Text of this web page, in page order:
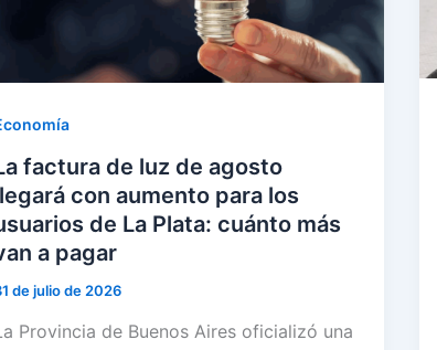
factura de luz de agosto
con aumento para los
de La Plata: cuánto más
a pagar
de julio de 2026
Provincia de Buenos Aires oficializó una